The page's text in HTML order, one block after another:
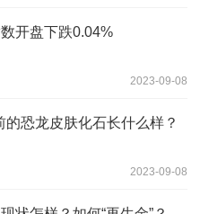
开盘下跌0.04%
2023-09-08
的恐龙皮肤化石长什么样？
2023-09-08